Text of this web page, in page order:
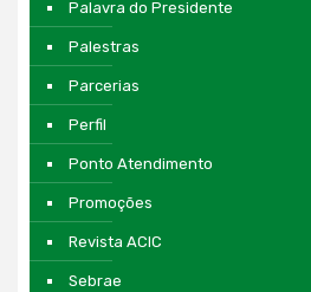
Palavra do Presidente
Palestras
Parcerias
Perfil
Ponto Atendimento
Promoções
Revista ACIC
Sebrae